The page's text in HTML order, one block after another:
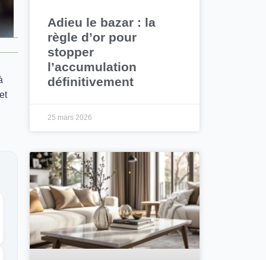
Adieu le bazar : la
règle d’or pour
stopper
l’accumulation
définitivement
25 mars 2026